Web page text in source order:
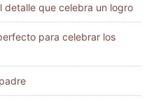
detalle que celebra un logro
para celebrar los